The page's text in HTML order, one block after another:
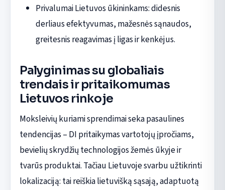
Privalumai Lietuvos ūkininkams: didesnis
derliaus efektyvumas, mažesnės sąnaudos,
greitesnis reagavimas į ligas ir kenkėjus.
Palyginimas su globaliais
trendais ir pritaikomumas
Lietuvos rinkoje
Moksleivių kuriami sprendimai seka pasaulines
tendencijas – DI pritaikymas vartotojų įpročiams,
bevielių skrydžių technologijos žemės ūkyje ir
tvarūs produktai. Tačiau Lietuvoje svarbu užtikrinti
lokalizaciją: tai reiškia lietuvišką sąsają, adaptuotą